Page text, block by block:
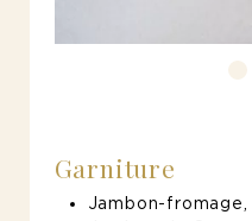
Garniture
Jambon-